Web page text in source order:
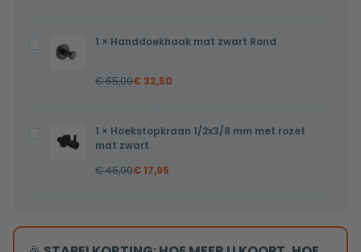
32mm
Handdoekhaak
mat
1 × Handdoekhaak mat zwart Rond
€65,00€ 32,50
Hoekstopkraan
1/2x3/8
1 × Hoekstopkraan 1/2x3/8 mm met rozet
mat zwart
€45,00€ 17,95